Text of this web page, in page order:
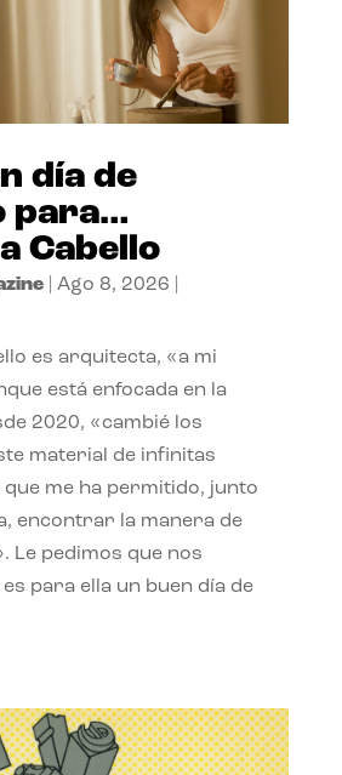
día de
para…
Cabello
| Ago 8, 2026
es arquitecta, «a mi
está enfocada en la
2020, «cambié los
material de infinitas
que me ha permitido, junto
encontrar la manera de
Le pedimos que nos
para ella un buen día de